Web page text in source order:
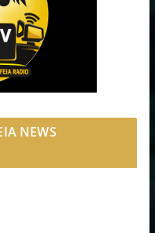
NEWS